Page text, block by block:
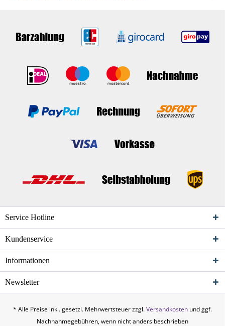
Service Hotline
Kundenservice
Informationen
Newsletter
* Alle Preise inkl. gesetzl. Mehrwertsteuer zzgl.Versandkosten und ggf.
Nachnahmegebühren, wenn nicht anders beschrieben